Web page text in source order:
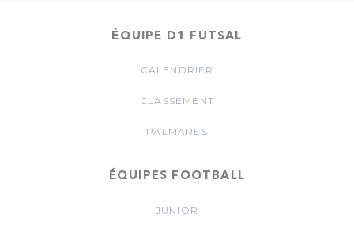
ÉQUIPE D1 FUTSAL
CALENDRIER
CLASSEMENT
PALMARES
ÉQUIPES FOOTBALL
JUNIOR